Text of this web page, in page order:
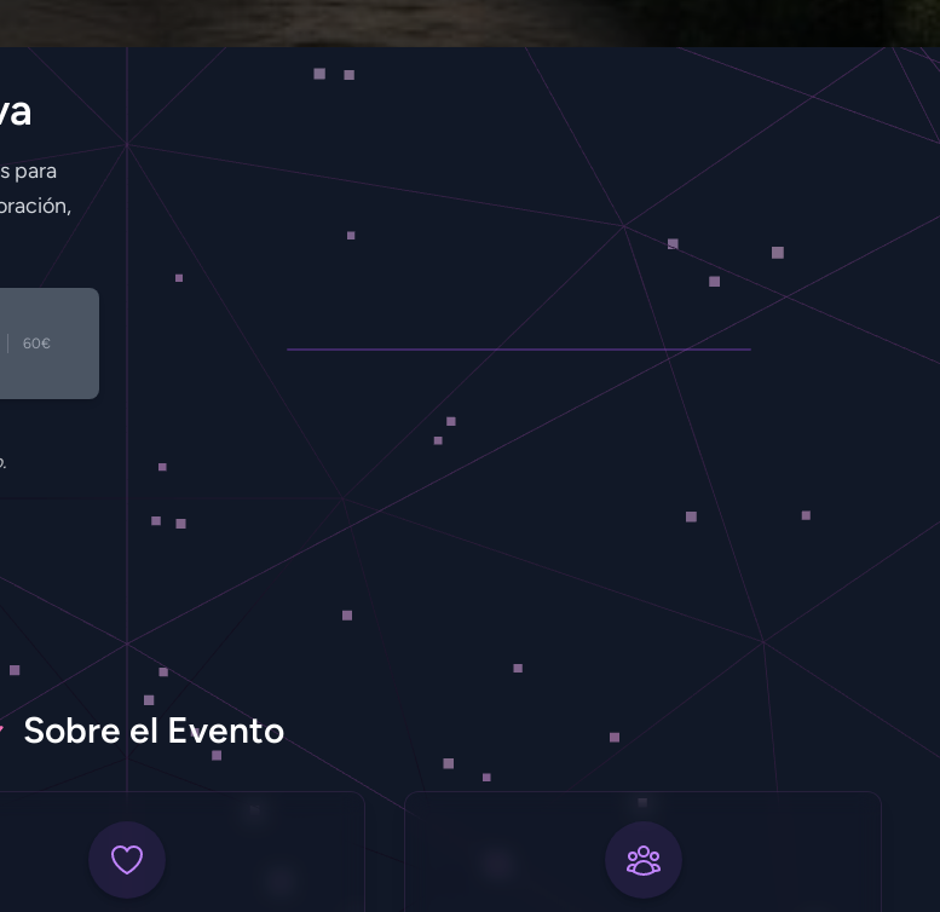
para
60€
Sobre el Evento